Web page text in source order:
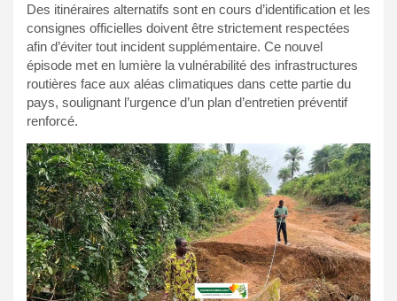
Des itinéraires alternatifs sont en cours d’identification et les
consignes officielles doivent être strictement respectées
afin d’éviter tout incident supplémentaire. Ce nouvel
épisode met en lumière la vulnérabilité des infrastructures
routières face aux aléas climatiques dans cette partie du
pays, soulignant l’urgence d’un plan d’entretien préventif
renforcé.